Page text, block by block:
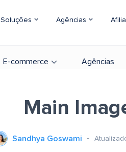
Soluções Agências
E-commerce Agências
Main
Sandhya Goswami